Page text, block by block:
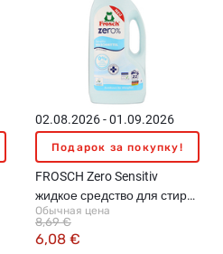
02.08.2026 - 01.09.2026
Подарок за покупку!
FROSCH Zero Sensitiv
жидкое средство для стирки
белья, 1.5л
Обычная цена
6,08 €
8,69 €